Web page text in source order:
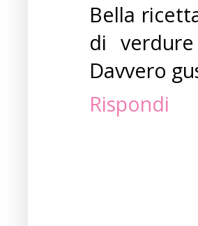
Bella
di
Davvero
Rispondi